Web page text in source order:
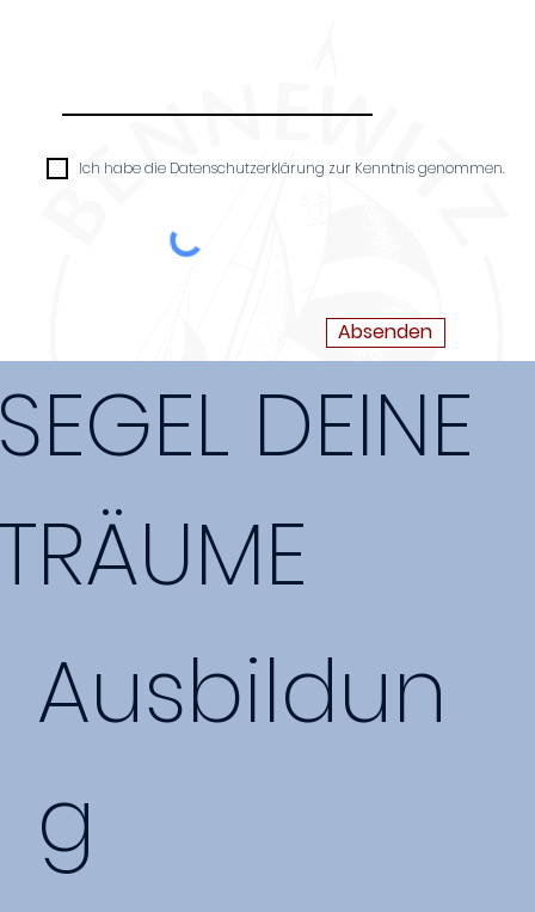
Absenden
Ich habe die Datenschutzerklärung zur Kenntnis genommen.
DEINE
Ausbildun
g